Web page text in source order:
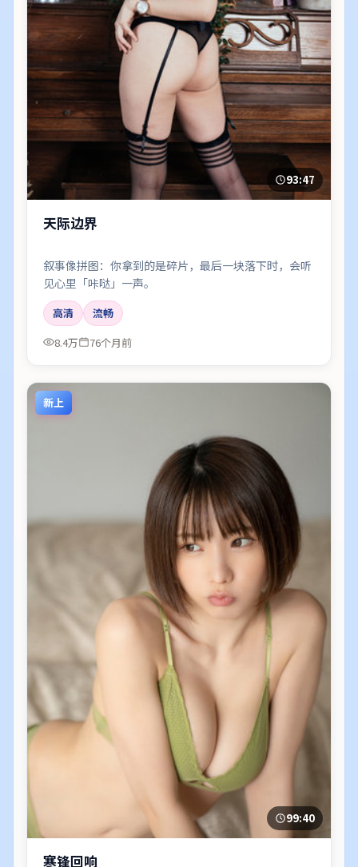
93:47
天际边界
叙事像拼图：你拿到的是碎片，最后一块落下时，会听
见心里「咔哒」一声。
高清
流畅
8.4万
76个月前
新上
99:40
寒锋回响